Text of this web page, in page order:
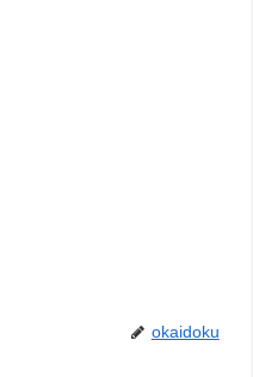
okaidoku